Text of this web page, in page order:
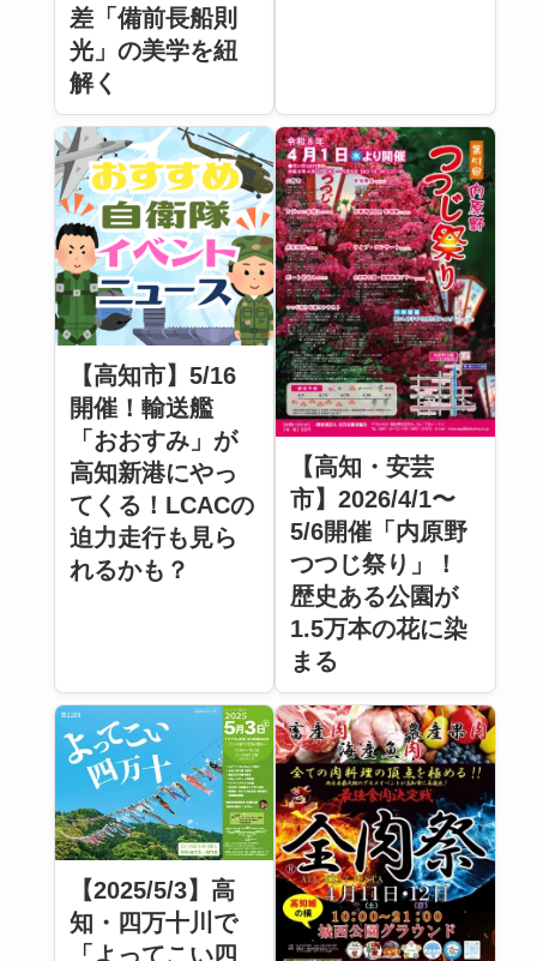
差「備前長船則
光」の美学を紐
解く
【高知市】5/16
開催！輸送艦
「おおすみ」が
高知新港にやっ
てくる！LCACの
迫力走行も見ら
れるかも？
【高知・安芸
市】2026/4/1〜
5/6開催「内原野
つつじ祭り」！
歴史ある公園が
1.5万本の花に染
まる
【2025/5/3】高
知・四万十川で
「よってこい四